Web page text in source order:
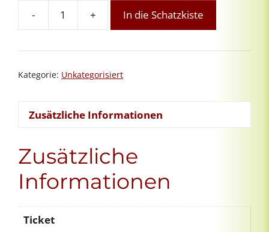
-
Oster-
Erneuerung
kostenfrei
+ In die Schatzkiste
Kategorie: Unkategorisiert
Zusätzliche Informationen
Zusätzliche
Informationen
Ticket